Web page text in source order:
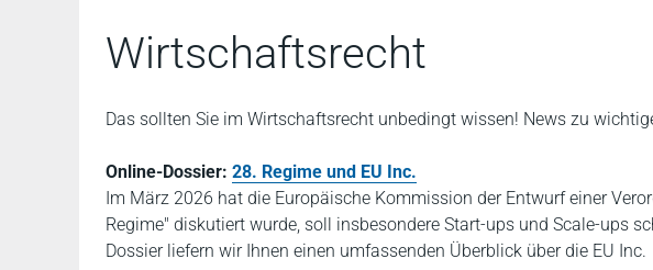
Wirtschaftsrecht
Das sollten Sie im Wirtschaftsrecht unbedingt wissen! News zu
Online-Dossier: 28. Regime und EU Inc.
Im März 2026 hat die Europäische Kommission der Entwurf einer
Regime" diskutiert wurde, soll insbesondere Start-ups und Scale-ups
Dossier liefern wir Ihnen einen umfassenden Überblick über die EU Inc.